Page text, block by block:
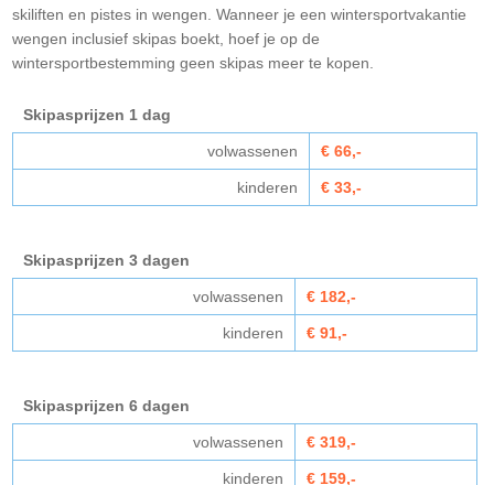
skiliften en pistes in wengen. Wanneer je een wintersportvakantie
wengen inclusief skipas boekt, hoef je op de
wintersportbestemming geen skipas meer te kopen.
Skipasprijzen 1 dag
volwassenen € 66,-
kinderen € 33,-
Skipasprijzen 3 dagen
volwassenen € 182,-
kinderen € 91,-
Skipasprijzen 6 dagen
volwassenen € 319,-
kinderen € 159,-